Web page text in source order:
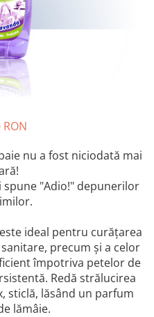
nu a fost niciodată mai
spune "Adio!" depunerilor
este ideal pentru curăţarea
precum şi a celor
împotriva petelor de
Redă strălucirea
sticlă, lăsând un parfum
lămâie.